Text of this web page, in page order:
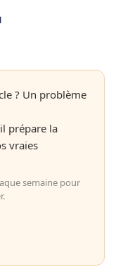
? Un problème
prépare la
vraies
semaine pour